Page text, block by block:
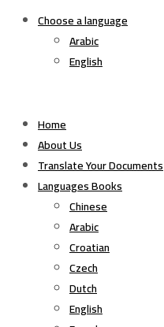
Choose a language
Arabic
English
Home
About Us
Translate Your Documents
Languages Books
Chinese
Arabic
Croatian
Czech
Dutch
English